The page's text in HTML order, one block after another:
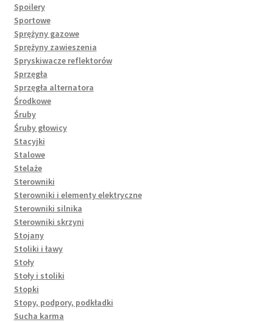
Spoilery
Sportowe
Sprężyny gazowe
Sprężyny zawieszenia
Spryskiwacze reflektorów
Sprzęgła
Sprzęgła alternatora
Środkowe
Śruby
Śruby głowicy
Stacyjki
Stalowe
Stelaże
Sterowniki
Sterowniki i elementy elektryczne
Sterowniki silnika
Sterowniki skrzyni
Stojany
Stoliki i ławy
Stoły
Stoły i stoliki
Stopki
Stopy, podpory, podkładki
Sucha karma